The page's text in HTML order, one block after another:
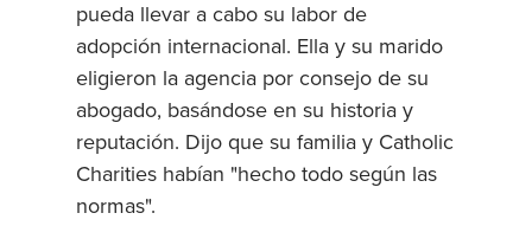
pueda llevar a cabo su labor de
adopción internacional. Ella y su marido
eligieron la agencia por consejo de su
abogado, basándose en su historia y
reputación. Dijo que su familia y Catholic
Charities habían "hecho todo según las
normas".